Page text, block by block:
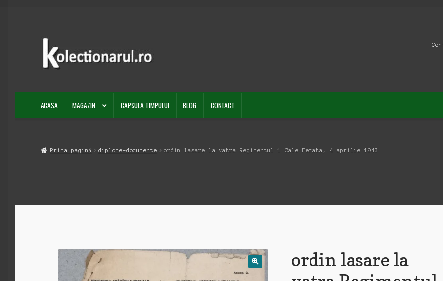
Sari
navigare
Sari
conținut
ACASA MAGAZIN CAPSULA TIMPULUI BLOG CONTACT
Prima pagină diplome-documente ordin lasare la vatra Regimentul 1 Cale Ferata, 4 aprilie 1943
ordin lasare la